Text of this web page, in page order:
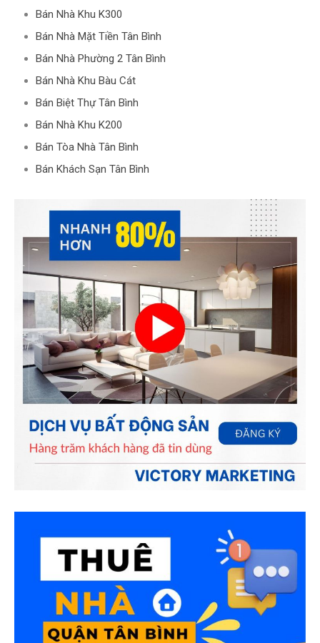
Bán Nhà Khu K300
Bán Nhà Mặt Tiền Tân Bình
Bán Nhà Phường 2 Tân Bình
Bán Nhà Khu Bàu Cát
Bán Biệt Thự Tân Bình
Bán Nhà Khu K200
Bán Tòa Nhà Tân Bình
Bán Khách Sạn Tân Bình